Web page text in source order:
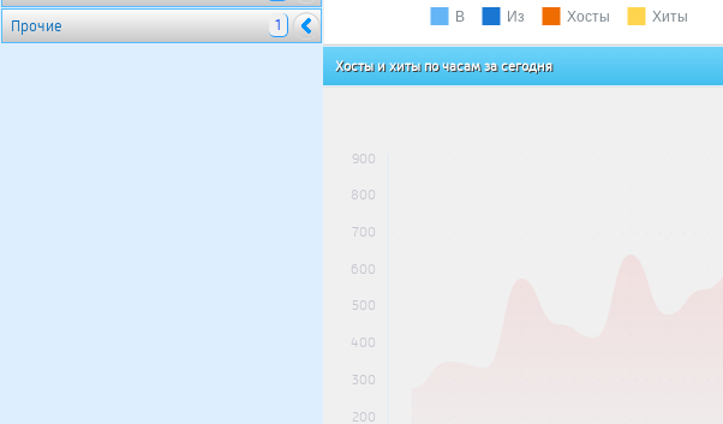
Прочие 1 В Из Хосты Хиты
Хосты и хиты по часам за сегодня
200
300
400
500
600
700
800
900